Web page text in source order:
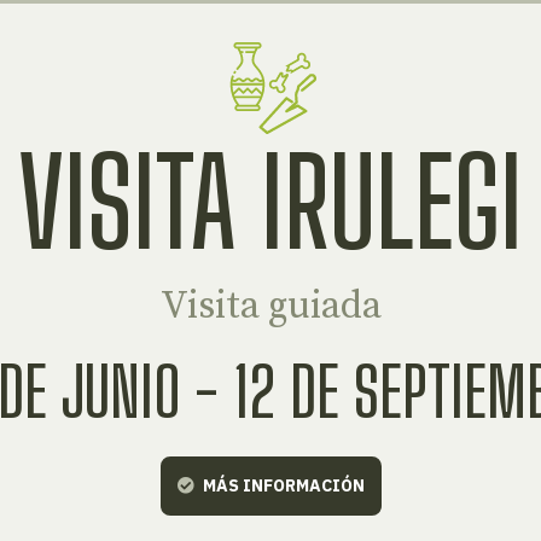
VISITA IRULEGI
Visita guiada
JUNIO - 12 DE
MÁS INFORMACIÓN